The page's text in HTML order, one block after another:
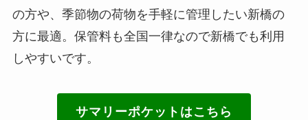
の方や、季節物の荷物を手軽に管理したい新橋の
方に最適。保管料も全国一律なので新橋でも利用
しやすいです。
サマリーポケットはこちら